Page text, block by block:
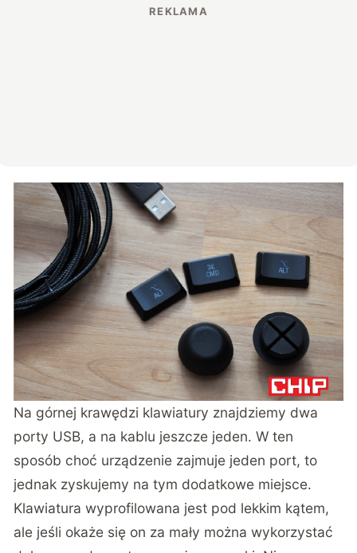
Na górnej krawędzi klawiatury znajdziemy dwa
porty USB, a na kablu jeszcze jeden. W ten
sposób choć urządzenie zajmuje jeden port, to
jednak zyskujemy na tym dodatkowe miejsce.
Klawiatura wyprofilowana jest pod lekkim kątem,
ale jeśli okaże się on za mały można wykorzystać